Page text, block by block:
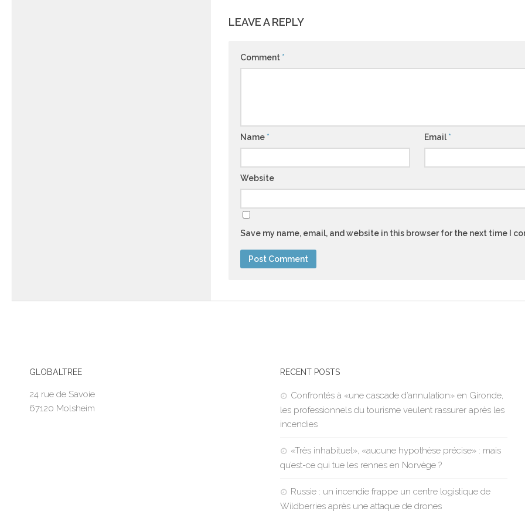
LEAVE A REPLY
Comment *
Name * Email*
Website
Save my name, email, and website in this browser for the next time I
GLOBALTREE
24 rue de Savoie
67120 Molsheim
RECENT POSTS
Confrontés à «une cascade d’annulation» en Gironde,
les professionnels du tourisme veulent rassurer après les
incendies
«Très inhabituel», «aucune hypothèse précise» : mais
qu’est-ce qui tue les rennes en Norvège ?
Russie : un incendie frappe un centre logistique de
Wildberries après une attaque de drones